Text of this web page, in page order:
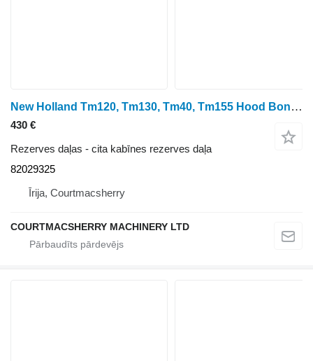
New Holland Tm120, Tm130, Tm40, Tm155 Hood Bonnet Bracket Kit 82029325 paredzēts riteņtraktora
430 €
Rezerves daļas - cita kabīnes rezerves daļa
82029325
Īrija, Courtmacsherry
COURTMACSHERRY MACHINERY LTD